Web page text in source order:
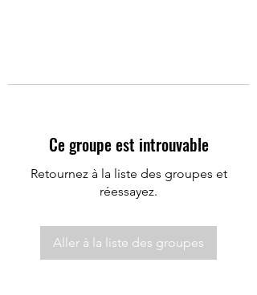
Ce groupe est introuvable
Retournez à la liste des groupes et
réessayez.
Aller à la liste des groupes